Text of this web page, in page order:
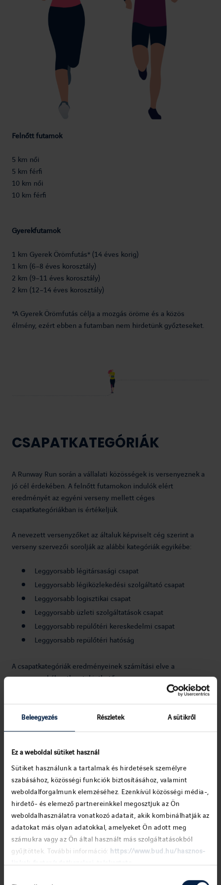
Beleegyezés Részletek A sütikről
Ez a weboldal sütiket használ
Sütiket használunk a tartalmak és hirdetések személyre
szabásához, közösségi funkciók biztosításához, valamint
weboldalforgalmunk elemzéséhez. Ezenkívül közösségi média-,
hirdető- és elemező partnereinkkel megosztjuk az Ön
weboldalhasználatra vonatkozó adatait, akik kombinálhatják az
adatokat más olyan adatokkal, amelyeket Ön adott meg
számukra vagy az Ön által használt más szolgáltatásokból
gyűjtöttek. További információ: https://www.bud.hu/hasznos-
linkek-footer/adatkezelesi-tajekoztato
Felnőtt futamok
5 km női
5 km férfi
10 km női
10 km férfi
Gyerekfutamok
1 km Gyerek Örömfutás* (14 éves korig)
1 km (6–8 éves korosztály)
2 km (9–11 éves korosztály)
2 km (12–14 éves korosztály)
*A Gyerek Örömfutás célja a mozgás öröme és a közös
élmény, ezért ebben a futamban nem hirdetünk győzteseket.
CSAPATKATEGÓRIÁK
A Runway Run során a vállalati közösségek is versenyeznek a
jó cél érdekében. A felnőtt futamokon indulók elért
eredményét az egyéni verseny mellett céges
csapatkategóriákban is értékeljük.
A nevezett versenyzőket az általuk képviselt cég szerint a
verseny szervezői sorolják az alábbi kategóriák egyikébe:
Leggyorsabb légitársasági csapat
Leggyorsabb légiközlekedési szolgáltató csapat
Leggyorsabb logisztikai csapat
Leggyorsabb üzleti szolgáltatások csapat
Leggyorsabb repülőtéri kereskedelmi csapat
Leggyorsabb repülőtéri hatóság
A csapatkategóriák eredményeinek számítási elve a
versenyszabályzatban tekinthető meg.
NEVEZÉSI DÍJAK
5 és 10 km:
2026.07.17. 23:59-ig EUR 55 / HUF 22 000
2026.09.02. 23:59-ig EUR 72 / HUF 28 800